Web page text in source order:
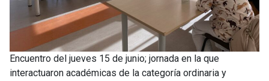
Encuentro del jueves 15 de junio; jornada en la que
interactuaron académicas de la categoría ordinaria y